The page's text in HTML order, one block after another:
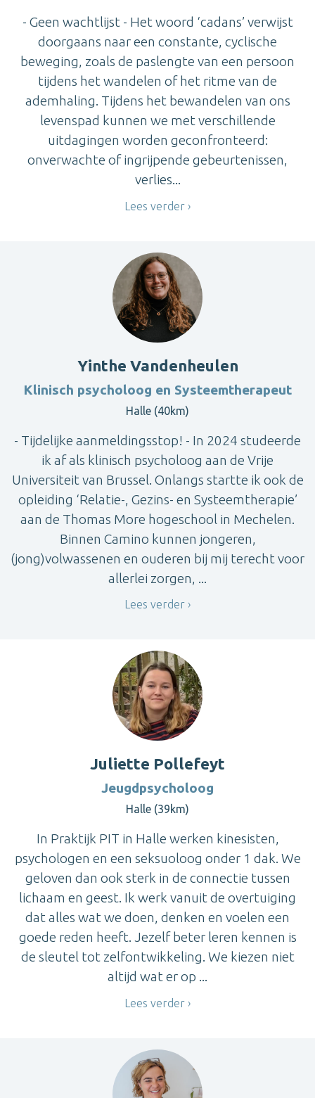
- Geen wachtlijst - Het woord ‘cadans’ verwijst
doorgaans naar een constante, cyclische
beweging, zoals de paslengte van een persoon
tijdens het wandelen of het ritme van de
ademhaling. Tijdens het bewandelen van ons
levenspad kunnen we met verschillende
uitdagingen worden geconfronteerd:
onverwachte of ingrijpende gebeurtenissen,
verlies...
Lees verder
Yinthe Vandenheulen
Klinisch psycholoog en Systeemtherapeut
Halle (40km)
- Tijdelijke aanmeldingsstop! - In 2024 studeerde
ik af als klinisch psycholoog aan de Vrije
Universiteit van Brussel. Onlangs startte ik ook de
opleiding ‘Relatie-, Gezins- en Systeemtherapie’
aan de Thomas More hogeschool in Mechelen.
Binnen Camino kunnen jongeren,
(jong)volwassenen en ouderen bij mij terecht voor
allerlei zorgen, ...
Lees verder
Juliette Pollefeyt
Jeugdpsycholoog
Halle (39km)
In Praktijk PIT in Halle werken kinesisten,
psychologen en een seksuoloog onder 1 dak. We
geloven dan ook sterk in de connectie tussen
lichaam en geest. Ik werk vanuit de overtuiging
dat alles wat we doen, denken en voelen een
goede reden heeft. Jezelf beter leren kennen is
de sleutel tot zelfontwikkeling. We kiezen niet
altijd wat er op ...
Lees verder